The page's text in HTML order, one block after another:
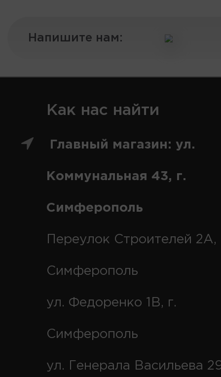
Напишите нам:
Как нас найти
Главный магазин: ул.
Коммунальная 43, г.
Симферополь
Переулок Строителей 2А,
Симферополь
ул. Федоренко 1В, г.
Симферополь
ул. Генерала Васильева